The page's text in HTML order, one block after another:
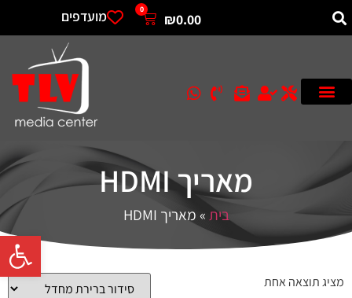
פתח
₪0.00
0 מועדפים
מאריך HDMI
בית»מאריך HDMI
מציג תוצאה אחת